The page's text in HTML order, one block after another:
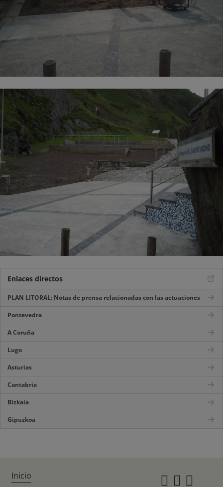
Enlaces directos
PLAN LITORAL: Notas de prensa relacionadas con las actuaciones
Pontevedra
A Coruña
Lugo
Asturias
Cantabria
Bizkaia
Gipuzkoa
Inicio